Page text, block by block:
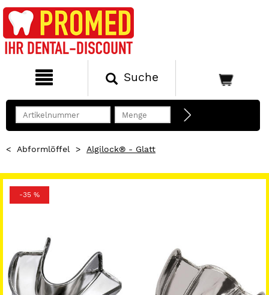
Suche
< Abformlöffel > Algilock® - Glatt
-35 %